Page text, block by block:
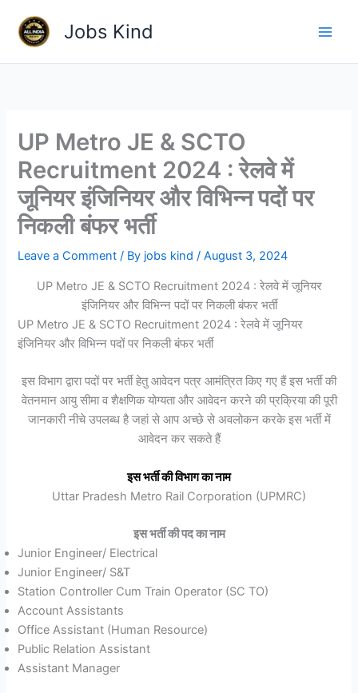
content
Jobs Kind
UP Metro JE & SCTO
Recruitment 2024 : रेलवे में
जूनियर इंजिनियर और विभिन्न पदों पर
निकली बंफर भर्ती
Leave a Comment / By jobs kind/August 3, 2024
UP Metro JE & SCTO Recruitment 2024 : रेलवे में जूनियर
इंजिनियर और विभिन्न पदों पर निकली बंफर भर्ती
UP Metro JE & SCTO Recruitment 2024 : रेलवे में जूनियर
इंजिनियर और विभिन्न पदों पर निकली बंफर भर्ती
इस विभाग द्वारा पदों पर भर्ती हेतु आवेदन पत्र आमंत्रित किए गए हैं इस भर्ती की
वेतनमान आयु सीमा व शैक्षणिक योग्यता और आवेदन करने की प्रक्रिया की पूरी
जानकारी नीचे उपलब्ध है जहां से आप अच्छे से अवलोकन करके इस भर्ती में
आवेदन कर सकते हैं
इस भर्ती की विभाग का नाम
Uttar Pradesh Metro Rail Corporation (UPMRC)
इस भर्ती की पद का नाम
Junior Engineer/ Electrical
Junior Engineer/ S&T
Station Controller Cum Train Operator (SC TO)
Account Assistants
Office Assistant (Human Resource)
Public Relation Assistant
Assistant Manager